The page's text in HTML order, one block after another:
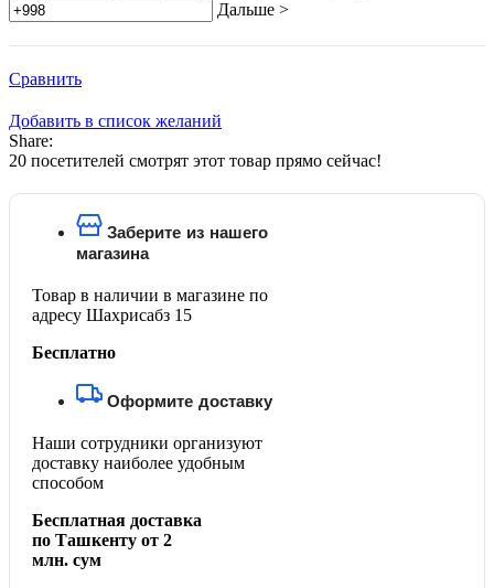
Дальше >
Сравнить
Добавить в список желаний
Share:
20 посетителей смотрят этот товар прямо сейчас!
Заберите из нашего
магазина
Товар в наличии в магазине по
адресу Шахрисабз 15
Бесплатно
Оформите доставку
Наши сотрудники организуют
доставку наиболее удобным
способом
Бесплатная доставка
по Ташкенту от 2
млн. сум